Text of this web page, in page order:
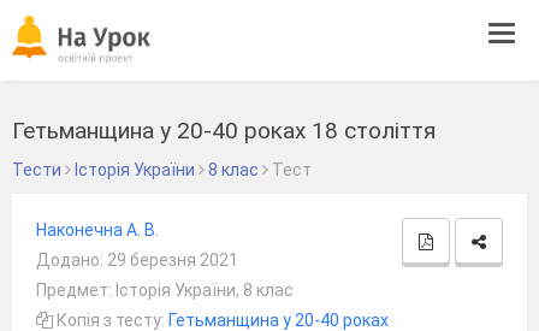
Гетьманщина у 20-40 роках 18 століття
Тести Історія України 8 клас Тест
Наконечна А. В.
Додано: 29 березня 2021
Предмет: Історія України, 8 клас
Копія з тесту: Гетьманщина у 20-40 роках